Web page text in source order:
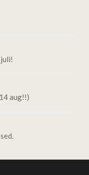
aug!!)